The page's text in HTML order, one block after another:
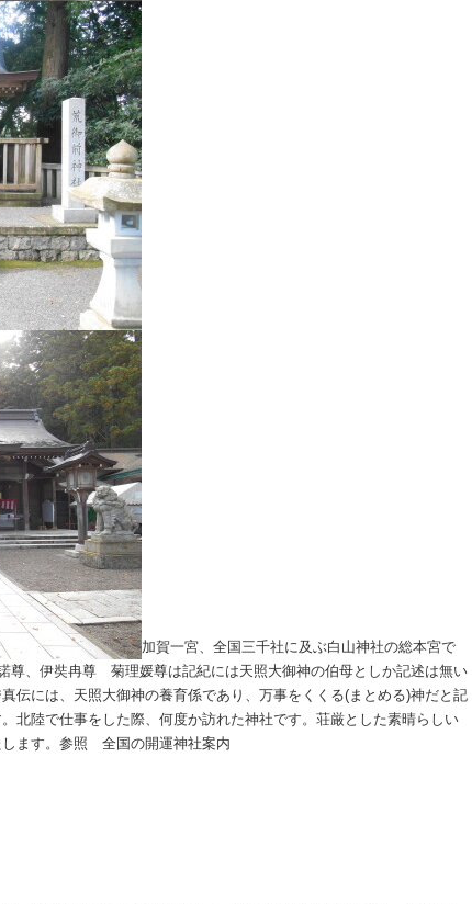
加賀一宮、全国三千社に及ぶ白山神社の総本宮で
、伊奘冉尊 菊理媛尊は記紀には天照大御神の伯母としか記述は無い
伝には、天照大御神の養育係であり、万事をくくる(まとめる)神だと記
北陸で仕事をした際、何度か訪れた神社です。荘厳とした素晴らしい
ます。参照 全国の開運神社案内